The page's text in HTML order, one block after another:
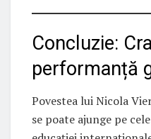
Concluzie:
performanță
Povestea lui Nicola
se poate ajunge pe